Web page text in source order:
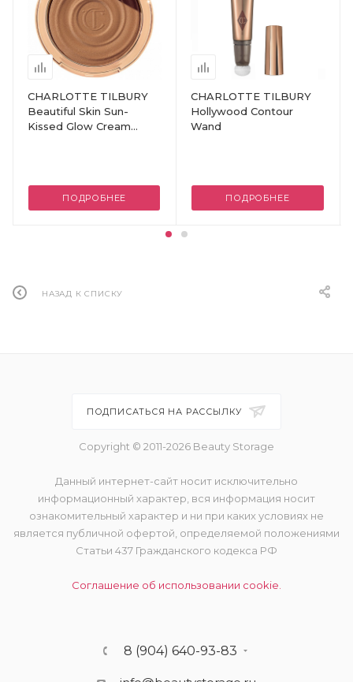
CHARLOTTE TILBURY
Beautiful Skin Sun-
Kissed Glow Cream
ПОДРОБНЕЕ
CHARLOTTE TILBURY
Hollywood Contour
Wand
ПОДРОБНЕЕ
НАЗАД К СПИСКУ
ПОДПИСАТЬСЯ НА РАССЫЛКУ
Copyright © 2011-2026 Beauty Storage
Данный интернет-сайт носит исключительно
информационный характер, вся информация носит
ознакомительный характер и ни при каких условиях не
является публичной офертой, определяемой положениями
Статьи 437 Гражданского кодекса РФ
Соглашение об использовании cookie.
8 (904) 640-93-83